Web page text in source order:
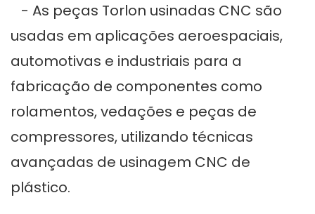
- As peças Torlon usinadas CNC são
usadas em aplicações aeroespaciais,
automotivas e industriais para a
fabricação de componentes como
rolamentos, vedações e peças de
compressores, utilizando técnicas
avançadas de usinagem CNC de
plástico.